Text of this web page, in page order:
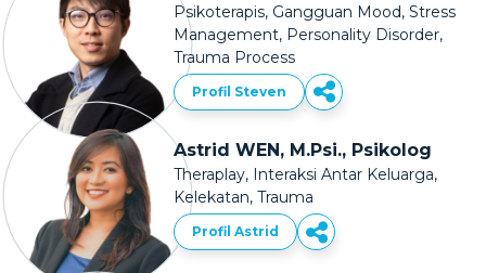
Psikoterapis, Gangguan Mood, Stress
Management, Personality Disorder,
Trauma Process
Profil Steven
Astrid WEN, M.Psi., Psikolog
Theraplay, Interaksi Antar Keluarga,
Kelekatan, Trauma
Profil Astrid